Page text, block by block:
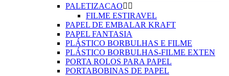
PALETIZACAO 
FILME ESTIRAVEL
PAPEL DE EMBALAR KRAFT
PAPEL FANTASIA
PLÁSTICO BORBULHAS E FILME
PLÁSTICO BORBULHAS-FILME EXTEN
PORTA ROLOS PARA PAPEL
PORTABOBINAS DE PAPEL